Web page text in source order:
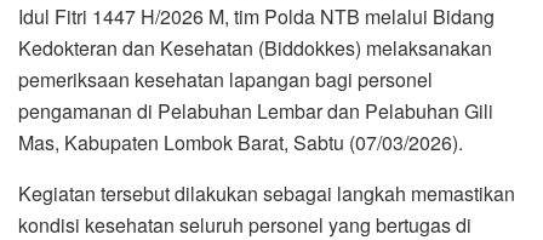
Idul Fitri 1447 H/2026 M, tim Polda NTB melalui Bidang
Kedokteran dan Kesehatan (Biddokkes) melaksanakan
pemeriksaan kesehatan lapangan bagi personel
pengamanan di Pelabuhan Lembar dan Pelabuhan Gili
Mas, Kabupaten Lombok Barat, Sabtu (07/03/2026).
Kegiatan tersebut dilakukan sebagai langkah memastikan
kondisi kesehatan seluruh personel yang bertugas di